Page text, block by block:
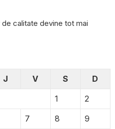
calitate devine tot mai
J V S
D
1
2
7 8
9